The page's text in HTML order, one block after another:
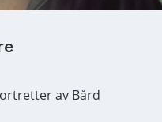
av Bård